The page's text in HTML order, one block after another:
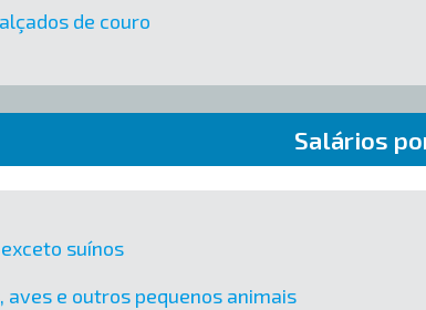
de couro
Salários
suínos
aves e outros pequenos animais